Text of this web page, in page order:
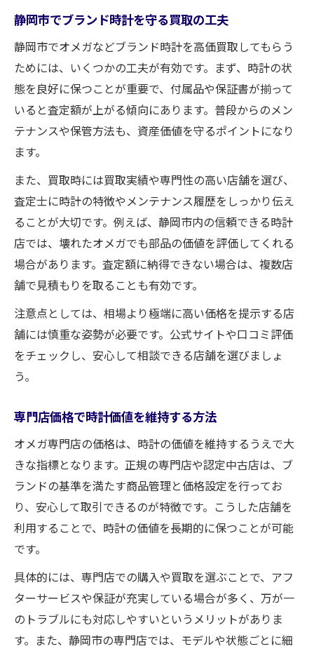
静岡市でブランド時計を守る買取の工夫
静岡市でオメガなどブランド時計を高価買取してもらう
ためには、いくつかの工夫が有効です。まず、時計の状
態を良好に保つことが重要で、付属品や保証書が揃って
いると査定額が上がる傾向にあります。普段からのメン
テナンスや保管方法も、資産価値を守るポイントになり
ます。
また、買取時には買取実績や専門性の高い店舗を選び、
査定士に時計の特徴やメンテナンス履歴をしっかり伝え
ることが大切です。例えば、静岡市内の信頼できる時計
店では、壊れたオメガでも部品の価値を評価してくれる
場合があります。査定額に納得できない場合は、複数店
舗で見積もりを取ることも有効です。
注意点としては、相場より極端に高い価格を提示する店
舗には慎重な姿勢が必要です。公式サイトや口コミ評価
をチェックし、安心して相談できる店舗を選びましょ
う。
専門店価格で時計価値を維持する方法
オメガ専門店の価格は、時計の価値を維持するうえで大
きな指標となります。正規の専門店や認定中古店は、ブ
ランドの基準を満たす商品管理と価格設定を行ってお
り、安心して取引できるのが特徴です。こうした店舗を
利用することで、時計の価値を長期的に保つことが可能
です。
具体的には、専門店での購入や買取を選ぶことで、アフ
ターサービスや保証が充実している場合が多く、万が一
のトラブルにも対応しやすいというメリットがありま
す。また、静岡市の専門店では、モデルや状態ごとに細